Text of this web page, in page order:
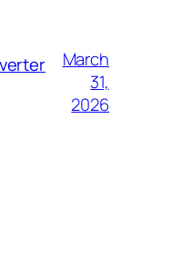
March
31,
2026